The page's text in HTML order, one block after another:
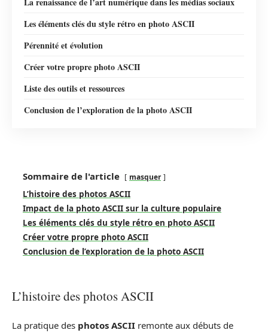
Les éléments clés du style rétro en photo ASCII
Pérennité et évolution
Créer votre propre photo ASCII
Liste des outils et ressources
Conclusion de l’exploration de la photo ASCII
Sommaire de l'article masquer
L’histoire des photos ASCII
Impact de la photo ASCII sur la culture populaire
Les éléments clés du style rétro en photo ASCII
Créer votre propre photo ASCII
Conclusion de l’exploration de la photo ASCII
L’histoire des photos ASCII
La pratique des photos ASCII remonte aux débuts de